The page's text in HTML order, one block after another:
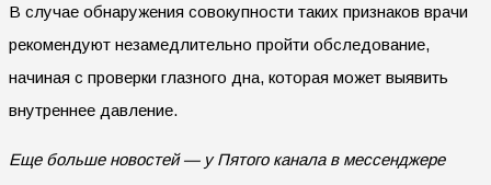
В случае обнаружения совокупности таких признаков врачи
рекомендуют незамедлительно пройти обследование,
начиная с проверки глазного дна, которая может выявить
внутреннее давление.
Еще больше новостей — у Пятого канала в мессенджере